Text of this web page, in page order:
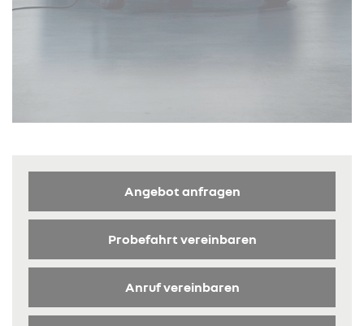
Angebot anfragen
Probefahrt vereinbaren
Anruf vereinbaren